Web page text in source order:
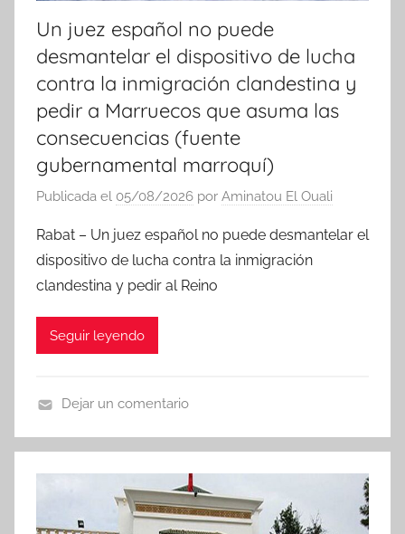
Un juez español no puede
desmantelar el dispositivo de lucha
contra la inmigración clandestina y
pedir a Marruecos que asuma las
consecuencias (fuente
gubernamental marroquí)
Publicada el 05/08/2026 por Aminatou El Ouali
Rabat – Un juez español no puede desmantelar el
dispositivo de lucha contra la inmigración
clandestina y pedir al Reino
Seguir leyendo
o
t
Dejar un comentario